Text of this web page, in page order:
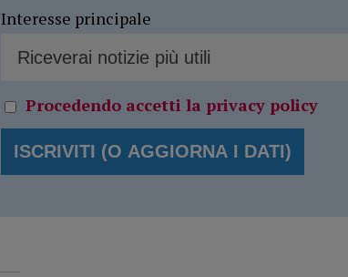
Interesse principale
Procedendo accetti la privacy policy